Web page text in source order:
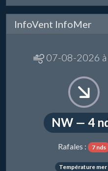
InfoVent InfoMer
07-08-2026 à
NW — 4
Rafales : 7 nds
Température mer